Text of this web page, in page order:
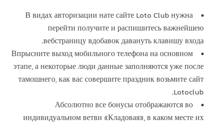
В видах авторизации нате сайте Loto Club нужна
перейти получите и распишитесь важнейшею
вебстраницу вдобавок давануть клавишу входа.
Впрысните выход мобильного телефона на основном
этапе, а некоторые люди данные заполняются уже после
тамошнего, как вас совершите праздник возьмите сайт
Lotoclub.
Абсолютно все бонусы отображаются во
индивидуальном ветви «Кладовая», в каком месте их